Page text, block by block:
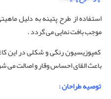
استفاده از طرح پتینه به دلیل
موجب بافت نمایی می گردد .
کمپوزیسیون رنگی و شکلی در این
باعث القای احساس وقار و اصالت می
توصیه طراحان :